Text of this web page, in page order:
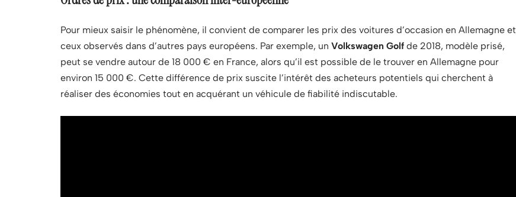
Pour mieux saisir le phénomène, il convient de comparer les prix des voitures d’occasion en Allemagne et
ceux observés dans d’autres pays européens. Par exemple, un Volkswagen Golf de 2018, modèle prisé,
peut se vendre autour de 18 000 € en France, alors qu’il est possible de le trouver en Allemagne pour
environ 15 000 €. Cette différence de prix suscite l’intérêt des acheteurs potentiels qui cherchent à
réaliser des économies tout en acquérant un véhicule de fiabilité indiscutable.